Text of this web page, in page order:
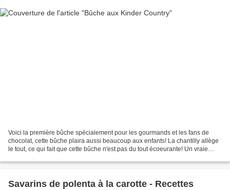
Voici la première bûche spécialement pour les gourmands et les fans de
chocolat, cette bûche plaira aussi beaucoup aux enfants! La chantilly allège
le tout, ce qui fait que cette bûche n'est pas du tout écoeurante! Un vraie
Savarins de polenta à la carotte - Recettes